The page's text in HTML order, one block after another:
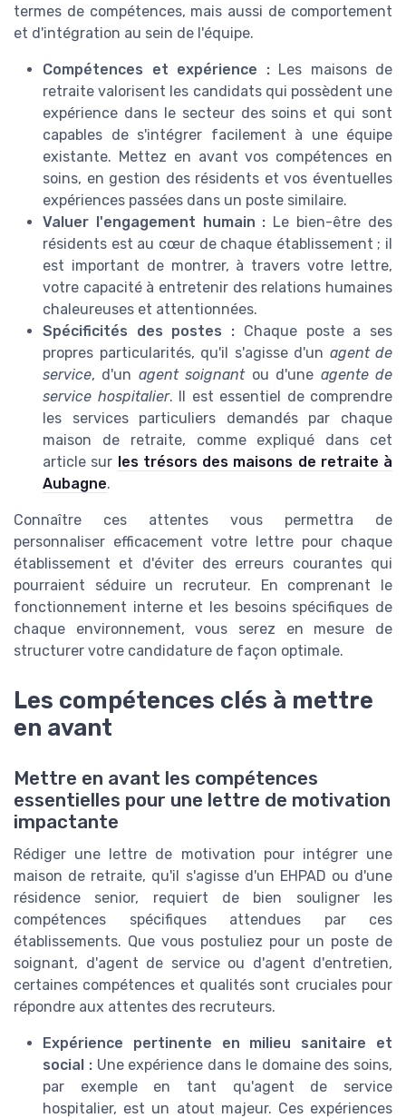
termes de compétences, mais aussi de comportement
et d'intégration au sein de l'équipe.
Compétences et expérience : Les maisons de
retraite valorisent les candidats qui possèdent une
expérience dans le secteur des soins et qui sont
capables de s'intégrer facilement à une équipe
existante. Mettez en avant vos compétences en
soins, en gestion des résidents et vos éventuelles
expériences passées dans un poste similaire.
Valuer l'engagement humain : Le bien-être des
résidents est au cœur de chaque établissement ; il
est important de montrer, à travers votre lettre,
votre capacité à entretenir des relations humaines
chaleureuses et attentionnées.
Spécificités des postes : Chaque poste a ses
propres particularités, qu'il s'agisse d'un agent de
service, d'un agent soignantou d'une agente de
service hospitalier. Il est essentiel de comprendre
les services particuliers demandés par chaque
maison de retraite, comme expliqué dans cet
article sur les trésors des maisons de retraite à
Aubagne.
Connaître ces attentes vous permettra de
personnaliser efficacement votre lettre pour chaque
établissement et d'éviter des erreurs courantes qui
pourraient séduire un recruteur. En comprenant le
fonctionnement interne et les besoins spécifiques de
chaque environnement, vous serez en mesure de
structurer votre candidature de façon optimale.
Les compétences clés à mettre
en avant
Mettre en avant les compétences
essentielles pour une lettre de motivation
impactante
Rédiger une lettre de motivation pour intégrer une
maison de retraite, qu'il s'agisse d'un EHPAD ou d'une
résidence senior, requiert de bien souligner les
compétences spécifiques attendues par ces
établissements. Que vous postuliez pour un poste de
soignant, d'agent de service ou d'agent d'entretien,
certaines compétences et qualités sont cruciales pour
répondre aux attentes des recruteurs.
Expérience pertinente en milieu sanitaire et
social :Une expérience dans le domaine des soins,
par exemple en tant qu'agent de service
hospitalier, est un atout majeur. Ces expériences